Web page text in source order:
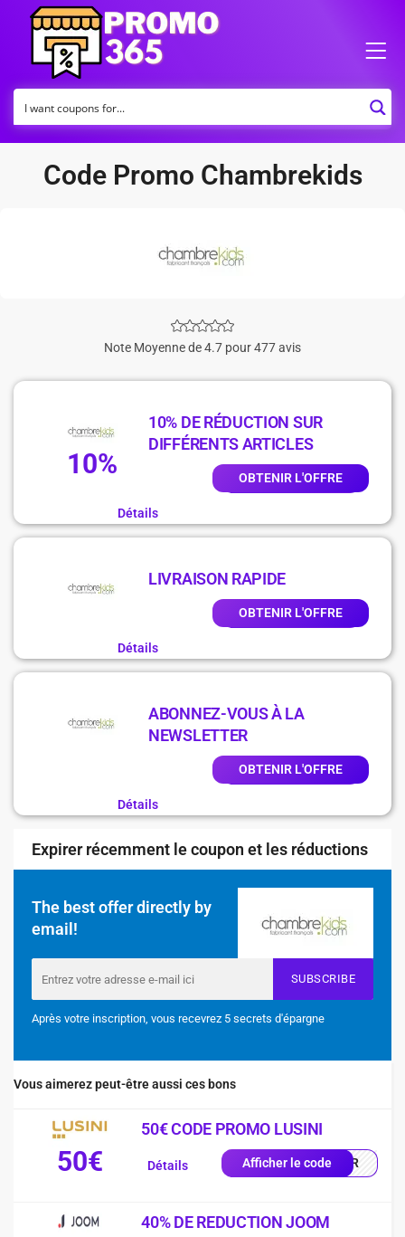
Code Promo Chambrekids
Note Moyenne de 4.7 pour 477 avis
10%
10% DE RÉDUCTION SUR
DIFFÉRENTS ARTICLES
OBTENIR L'OFFRE
Détails
LIVRAISON RAPIDE
OBTENIR L'OFFRE
Détails
ABONNEZ-VOUS À LA
NEWSLETTER
OBTENIR L'OFFRE
Détails
Expirer récemment le coupon et les réductions
The best offer directly by
email!
SUBSCRIBE
Après votre inscription, vous recevrez 5 secrets d'épargne
Vous aimerez peut-être aussi ces bons
50€
50€ CODE PROMO LUSINI
Afficher le code0-FR
Détails
40% DE REDUCTION JOOM